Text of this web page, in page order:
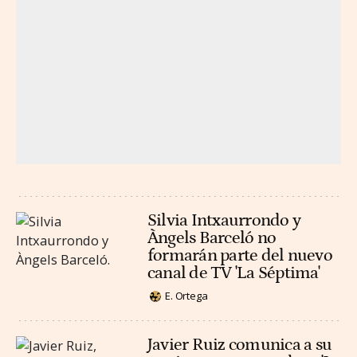
Silvia Intxaurrondo y
Àngels Barceló no
formarán parte del nuevo
canal de TV 'La Séptima'
E. Ortega
Javier Ruiz comunica a su